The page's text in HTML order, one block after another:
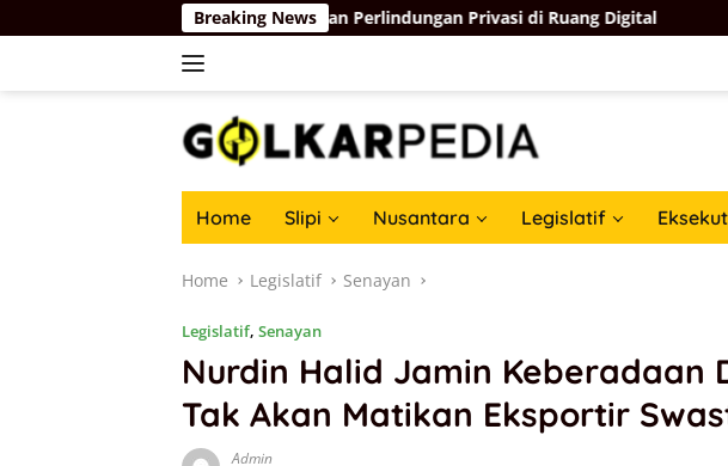
to
Breaking News
Komdigi Kedepankan Perlindungan Privasi di Ruang Digital Firman
Home Slipi Nusantara Legislatif
Home Legislatif Senayan
Legislatif, Senayan
Nurdin Halid Jamin Keberadaan
Tak Akan Matikan Eksportir
Admin